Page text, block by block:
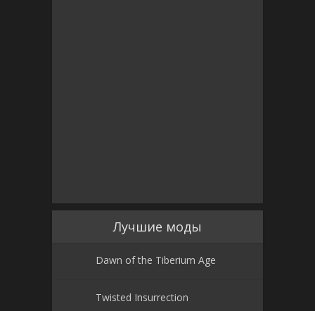
Лучшие моды
Dawn of the Tiberium Age
Twisted Insurrection